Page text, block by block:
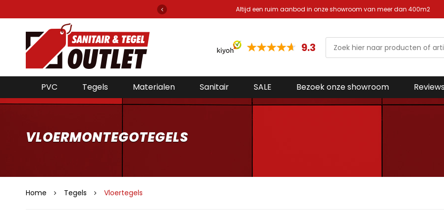
Altijd een ruim aanbod in onze showroom van meer dan 400m2
9.3
PVC Tegels Materialen Sanitair SALE Bezoek onze showroom Reviews
VLOERMONTEGOTEGELS
Home Tegels Vloertegels